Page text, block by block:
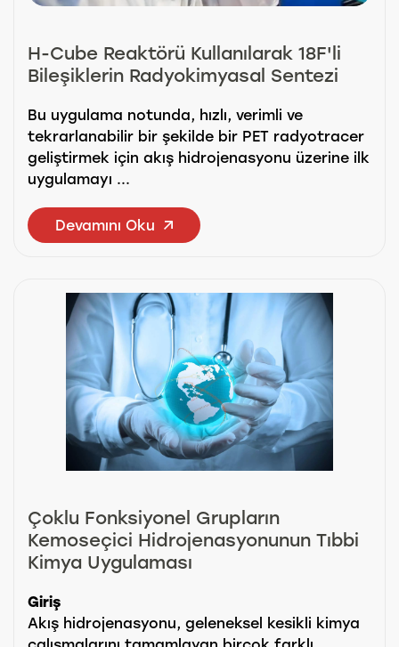
H-Cube Reaktörü Kullanılarak 18F'li
Bileşiklerin Radyokimyasal Sentezi
Bu uygulama notunda, hızlı, verimli ve
tekrarlanabilir bir şekilde bir PET radyotracer
geliştirmek için akış hidrojenasyonu üzerine ilk
uygulamayı ...
Devamını Oku
Çoklu Fonksiyonel Grupların
Kemoseçici Hidrojenasyonunun Tıbbi
Kimya Uygulaması
Giriş
Akış hidrojenasyonu, geleneksel kesikli kimya